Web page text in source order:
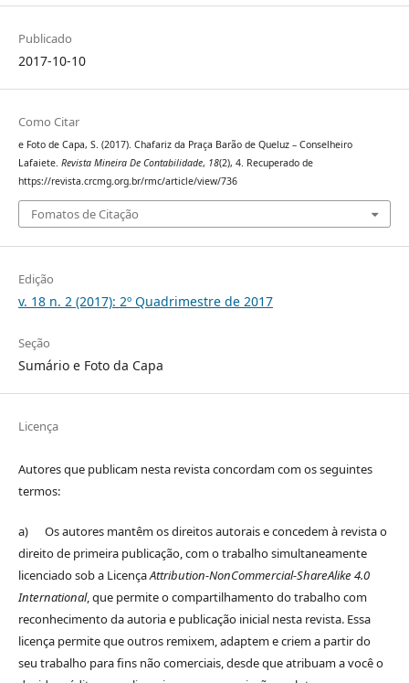
Publicado
2017-10-10
Como Citar
e Foto de Capa, S. (2017). Chafariz da Praça Barão de Queluz – Conselheiro
Lafaiete. Revista Mineira De Contabilidade, 18(2), 4. Recuperado de
https://revista.crcmg.org.br/rmc/article/view/736
Fomatos de Citação
Edição
v. 18 n. 2 (2017): 2º Quadrimestre de 2017
Seção
Sumário e Foto da Capa
Licença
Autores que publicam nesta revista concordam com os seguintes
termos:
a) Os autores mantêm os direitos autorais e concedem à revista o
direito de primeira publicação, com o trabalho simultaneamente
licenciado sob a LicençaAttribution-NonCommercial-ShareAlike 4.0
International, que permite o compartilhamento do trabalho com
reconhecimento da autoria e publicação inicial nesta revista. Essa
licença permite que outros remixem, adaptem e criem a partir do
seu trabalho para fins não comerciais, desde que atribuam a você o